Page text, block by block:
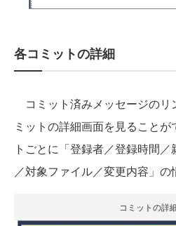
各コミットの詳細
コミット済みメッセージのリ
ミットの詳細画面を見ることが
トごとに「登録者／登録時間
／対象ファイル／変更内容」の
コミットの詳